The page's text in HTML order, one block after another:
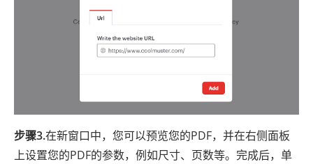
步骤3.在新窗口中，您可以预览您的PDF，并在右侧面板
上设置您的PDF的参数，例如尺寸、页数等。完成后，单